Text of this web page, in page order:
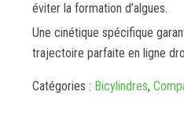
éviter la formation d’algues.
Une cinétique spécifique
trajectoire parfaite en ligne
Catégories : Bicylindres,